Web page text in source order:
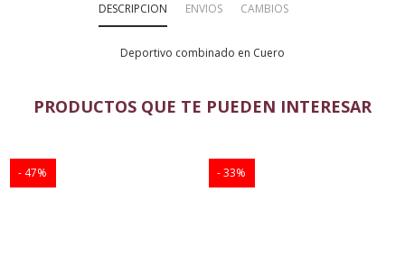
DESCRIPCION ENVIOS CAMBIOS
Deportivo combinado en Cuero
PRODUCTOS QUE TE PUEDEN INTERESAR
47 33